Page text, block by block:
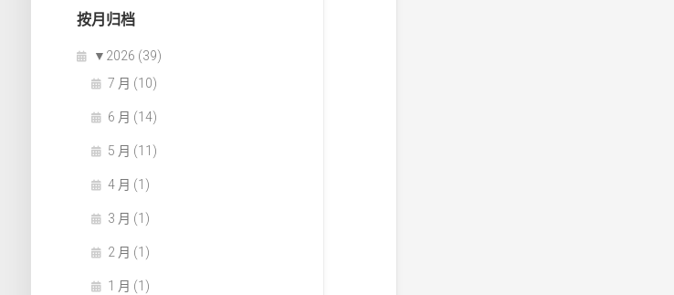
按月归档
▼ 2026 (39)
7 月 (10)
6 月 (14)
5 月 (11)
4 月 (1)
3 月 (1)
2 月 (1)
1 月 (1)